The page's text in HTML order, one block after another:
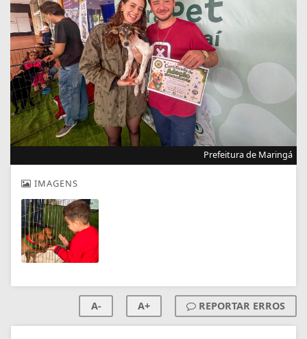
Prefeitura de Maringá
IMAGENS
A- A+ REPORTAR ERROS